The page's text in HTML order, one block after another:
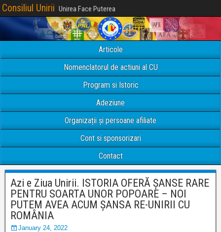
Consiliul Unirii Unirea Face Puterea
Articole
Nomenclatorul de actiuni al CU
Program si Istoric
Adeziune
Organizații și persoane afiliate
Cont si sponsorizari
Contact
Azi e Ziua Unirii. ISTORIA OFERĂ ȘANSE RARE
PENTRU SOARTA UNOR POPOARE – NOI
PUTEM AVEA ACUM ȘANSA RE-UNIRII CU
ROMÂNIA
January 24, 2022